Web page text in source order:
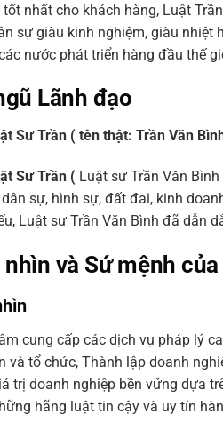
tốt nhất cho khách hàng, Luật
sự giàu kinh nghiệm, giàu nhiệt
nước phát triển hàng đầu thế
Lãnh đạo
Sư Trần ( tên thật: Trần Văn
Sư Trần ( Luật sư Trần Văn
sự, hình sự, đất đai, kinh
Luật sư Trần Văn Bình đã dẫn
và Sứ mệnh
cung cấp các dịch vụ pháp lý
và tổ chức, Thành lập doanh
trị doanh nghiệp bền vững dựa
hãng luật tin cậy và uy tín